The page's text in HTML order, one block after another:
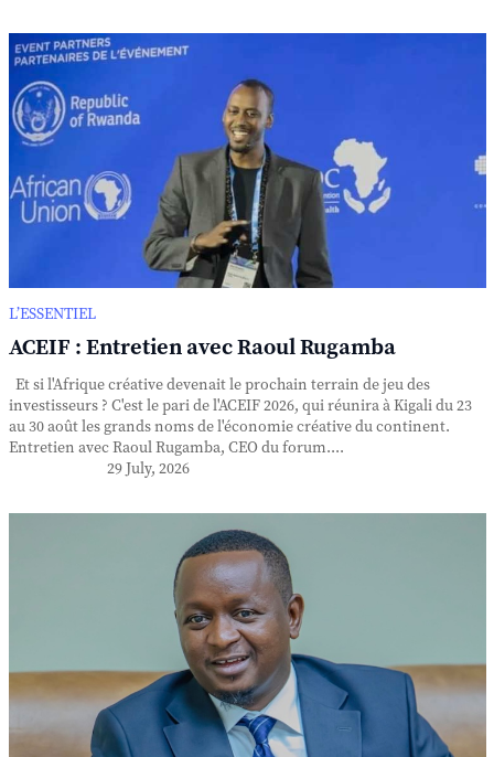
L’ESSENTIEL
ACEIF : Entretien avec Raoul Rugamba
Et si l'Afrique créative devenait le prochain terrain de jeu des
investisseurs ? C'est le pari de l'ACEIF 2026, qui réunira à Kigali du 23
au 30 août les grands noms de l'économie créative du continent.
Entretien avec Raoul Rugamba, CEO du forum....
29 July, 2026